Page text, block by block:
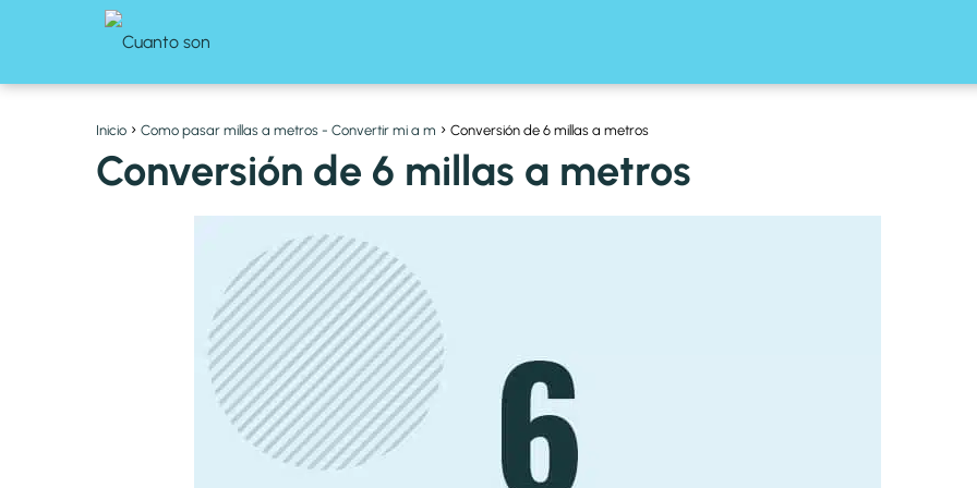
Inicio Como pasar millas a metros - Convertir mi a m Conversión de 6 millas a metros
Conversión de 6 millas a metros